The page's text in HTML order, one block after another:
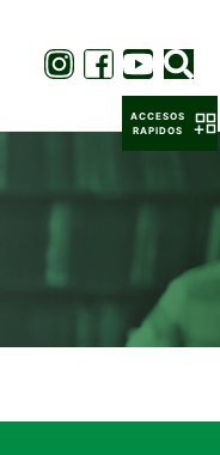
ACCESOS
RAPIDOS